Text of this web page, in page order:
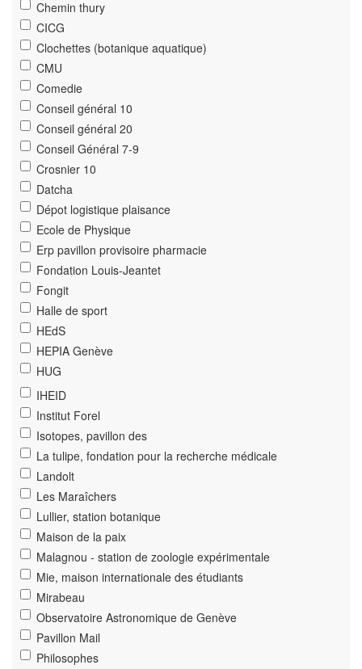
Chemin thury
CICG
Clochettes (botanique aquatique)
CMU
Comedie
Conseil général 10
Conseil général 20
Conseil Général 7-9
Crosnier 10
Datcha
Dépot logistique plaisance
Ecole de Physique
Erp pavillon provisoire pharmacie
Fondation Louis-Jeantet
Fongit
Halle de sport
HEdS
HEPIA Genève
HUG
IHEID
Institut Forel
Isotopes, pavillon des
La tulipe, fondation pour la recherche médicale
Landolt
Les Maraîchers
Lullier, station botanique
Maison de la paix
Malagnou - station de zoologie expérimentale
Mie, maison internationale des étudiants
Mirabeau
Observatoire Astronomique de Genève
Pavillon Mail
Philosophes